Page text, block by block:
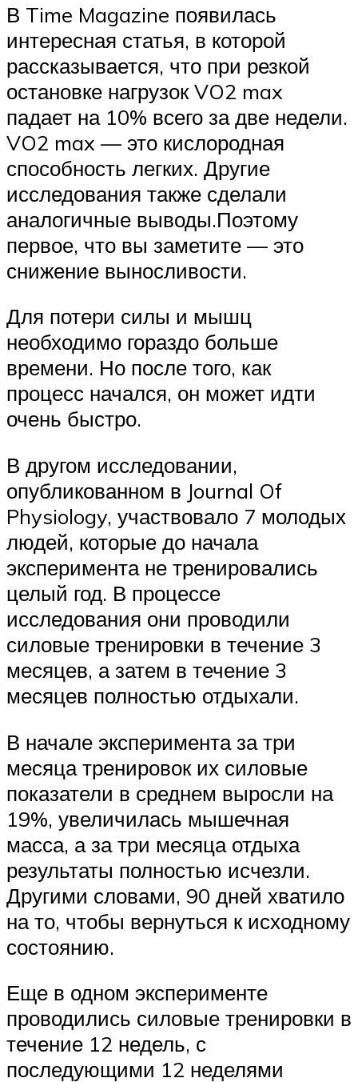
В Time Magazine появилась
интересная статья, в которой
рассказывается, что при резкой
остановке нагрузок VO2 max
падает на 10% всего за две недели.
VO2 max — это кислородная
способность легких. Другие
исследования также сделали
аналогичные выводы.Поэтому
первое, что вы заметите — это
снижение выносливости.
Для потери силы и мышц
необходимо гораздо больше
времени. Но после того, как
процесс начался, он может идти
очень быстро.
В другом исследовании,
опубликованном в Journal Of
Physiology, участвовало 7 молодых
людей, которые до начала
эксперимента не тренировались
целый год. В процессе
исследования они проводили
силовые тренировки в течение 3
месяцев, а затем в течение 3
месяцев полностью отдыхали.
В начале эксперимента за три
месяца тренировок их силовые
показатели в среднем выросли на
19%, увеличилась мышечная
масса, а за три месяца отдыха
результаты полностью исчезли.
Другими словами, 90 дней хватило
на то, чтобы вернуться к исходному
состоянию.
Еще в одном эксперименте
проводились силовые тренировки в
течение 12 недель, с
последующими 12 неделями